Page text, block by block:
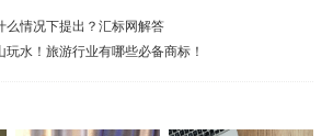
么情况下提出？汇标网解答
玩水！旅游行业有哪些必备商标！